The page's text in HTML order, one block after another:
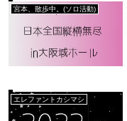
宮本、散歩中。(ソロ活動)
エレファントカシマシ